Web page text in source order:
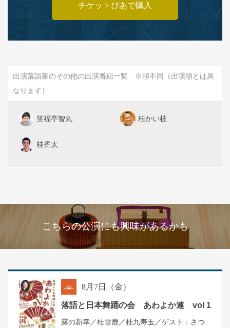
チケットぴあで購入
出演落語家のその他の出演番組一覧 ※順不同（出演順とは異
なります）
笑福亭智丸 桂かい枝
桂雀太
こちらの公演にも興味があるかも
8月 7日（金）
落語と日本舞踊の会 あわよか連 vol 1
露の新幸／桂雪鹿／桂九寿玉／ゲスト：さつ